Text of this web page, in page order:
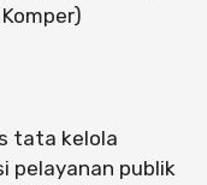
tata kelola
pelayanan publik